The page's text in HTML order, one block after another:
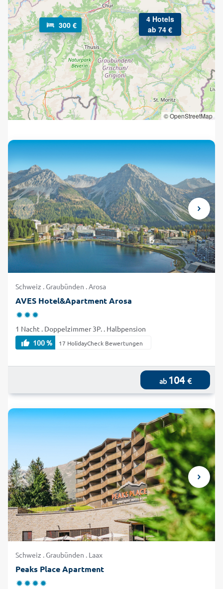
4 Hotels
ab 74 €
300 €
© OpenStreetMap
Schweiz . Graubünden . Arosa
AVES Hotel&Apartment Arosa
1 Nacht . Doppelzimmer 3P. . Halbpension
100 %
17 HolidayCheck Bewertungen
ab 104 €
Schweiz . Graubünden . Laax
Peaks Place Apartment